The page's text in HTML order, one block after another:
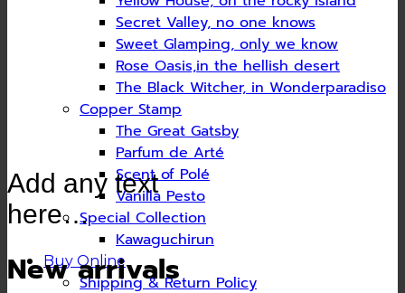
Secret Valley, no one knows
Sweet Glamping, only we know
Rose Oasis,in the hellish desert
The Black Witcher, in Wonderparadiso
Copper Stamp
The Great Gatsby
Parfum de Arté
Scent of Polé
Vanilla Pesto
Special Collection
Kawaguchirun
Buy Online
Shipping & Return Policy
Add any text
here…
New arrivals